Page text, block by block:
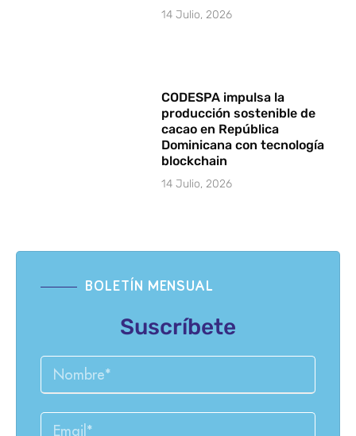
14 Julio, 2026
CODESPA impulsa la
producción sostenible de
cacao en República
Dominicana con tecnología
blockchain
14 Julio, 2026
BOLETÍN MENSUAL
Suscríbete